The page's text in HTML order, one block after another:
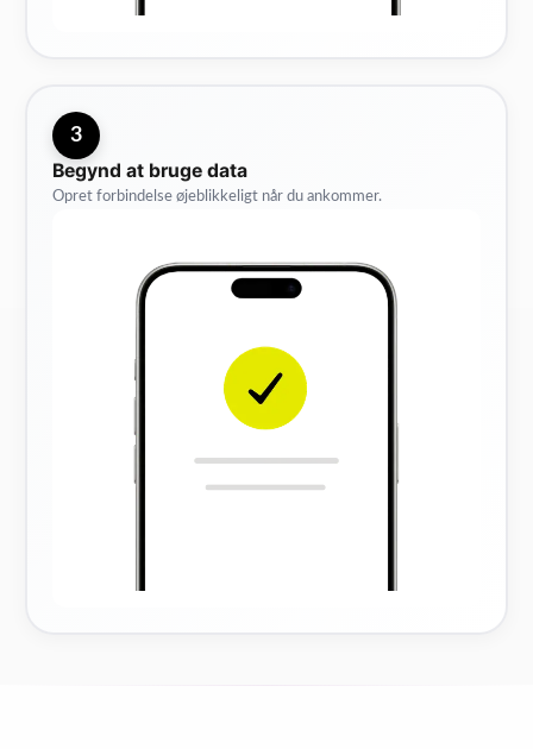
3
Begynd at bruge data
Opret forbindelse øjeblikkeligt når du ankommer.